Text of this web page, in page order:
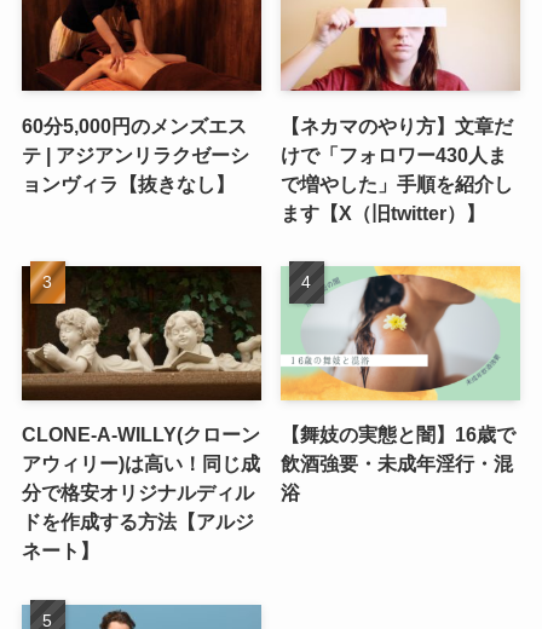
60分5,000円のメンズエス
テ | アジアンリラクゼーシ
ョンヴィラ【抜きなし】
【ネカマのやり方】文章だ
けで「フォロワー430人ま
で増やした」手順を紹介し
ます【X（旧twitter）】
CLONE-A-WILLY(クローン
アウィリー)は高い！同じ成
分で格安オリジナルディル
ドを作成する方法【アルジ
ネート】
【舞妓の実態と闇】16歳で
飲酒強要・未成年淫行・混
浴